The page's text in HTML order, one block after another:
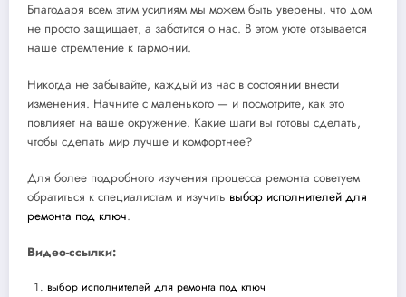
Благодаря всем этим усилиям мы можем быть уверены, что дом
не просто защищает, а заботится о нас. В этом уюте отзывается
наше стремление к гармонии.
Никогда не забывайте, каждый из нас в состоянии внести
изменения. Начните с маленького — и посмотрите, как это
повлияет на ваше окружение. Какие шаги вы готовы сделать,
чтобы сделать мир лучше и комфортнее?
Для более подробного изучения процесса ремонта советуем
обратиться к специалистам и изучить выбор исполнителей для
ремонта под ключ.
Видео-ссылки:
выбор исполнителей для ремонта под ключ